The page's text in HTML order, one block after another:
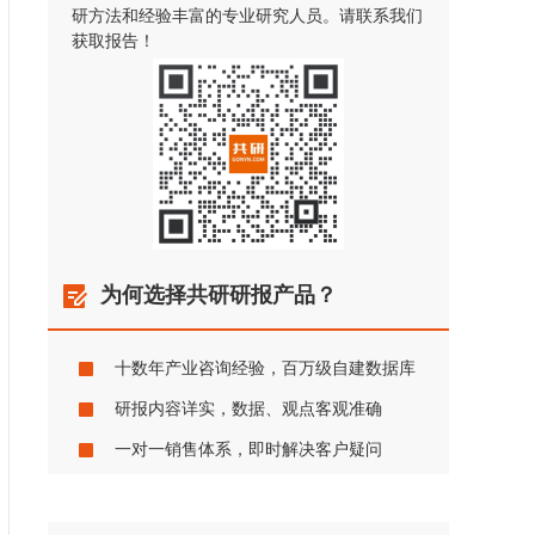
研方法和经验丰富的专业研究人员。请联系我们
获取报告！
为何选择共研研报产品？
十数年产业咨询经验，百万级自建数据库
研报内容详实，数据、观点客观准确
一对一销售体系，即时解决客户疑问